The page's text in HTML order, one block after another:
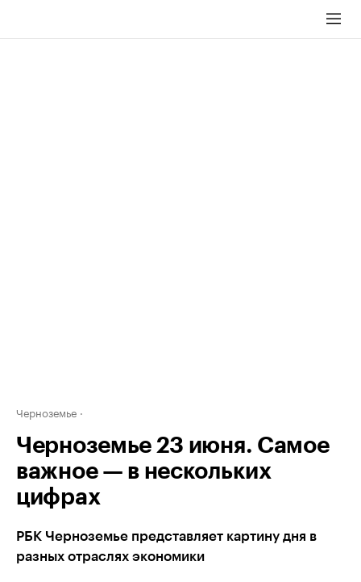
Черноземье
Черноземье 23 июня. Самое
важное — в нескольких
цифрах
РБК Черноземье представляет картину дня в
разных отраслях экономики